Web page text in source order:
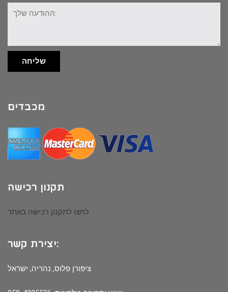
ההודעה
שלך:
שליחה
מכבדים
תקנון רכישה
לחצו לתקנון רכישה באתר
יצירת קשר:
ציפורן פלוס, נהריה, ישראל